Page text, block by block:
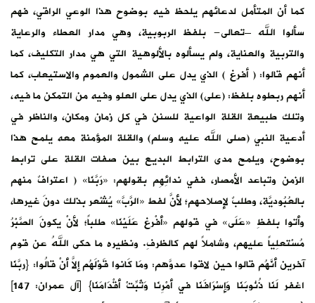
كما أن المتأمل لدعائهم يلحظ فيه بوضوح هذا الوعي الراقي، فهم
سألوا الله –تعالى- بلفظ الربوبية، وهي مدار العطاء والرعاية
والتربية والعناية، ولم يسألوه بالألوهية التي هي مدار التكليف، كما
أنهم قالوا: ( أفرغ ) الذي يدل على الشمول والعموم والاستيعاب، كما
أنهم ربطوه بلفظ: (على) الذي يدل على العلو وفيه من التمكن ما فيه،
وتلك طبيعة القلة الواعية للسنن في كل زمان ومكان، والناظر في
أدعية النبي (صلى الله عليه وسلم) والقلة المؤمنة معه يلمح هذا
بوضوح، ويلمح مدى الترابط البديع بين صفات القلة على ترابط
الزمن وتباعد الأمصار، ففي ندائِهِم بقولهم: «رَبَّنَا» ( اعترافٌ منهم
بالعُبُوديَّة، وطلبٌ لإِصلاحهم؛ لأَنَّ لفط «الرَّبَّ» يُشْعر بذلك دونَ غيرها،
وأَتوا بلفظِ «عَلَى» في قولهم «أَفْرغ عَلَيْنَا» طلباً؛ لأنْ يكونَ الصَّبْرُ
مُسْتعلِياً عليهم، وشاملاً لهم كالظرفِ. ونظيره ما حكى اللهُ عن قوم
آخرين أَنَّهُم قالوا حين لاقوا عدوَّهم: ومَا كَانوا قَوْلَهُم إِلاَّ أَنْ قالُوا: {ربَّنَا
اغفر لَنَا ذُنُوبَنَا وَإِسْرَافَنَا في أَمْرِنَا وَثَبِّتْ أَقْدَامَنَا} [آل عمران: 147]